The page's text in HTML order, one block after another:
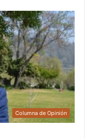
Columna de Opinión